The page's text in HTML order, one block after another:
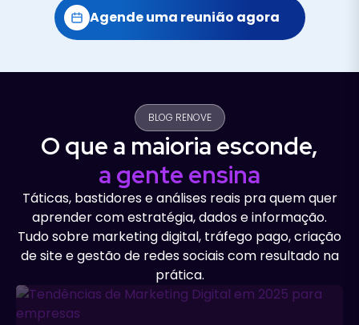
Agende uma reunião agora
BLOG RENOVE
O que a maioria esconde,
a gente ensina
Táticas, bastidores e análises reais pra quem quer
aprender com estratégia, dados e informação.
Tudo sobre marketing digital, tráfego pago, criação
de site e gestão de redes sociais com resultado na
prática.